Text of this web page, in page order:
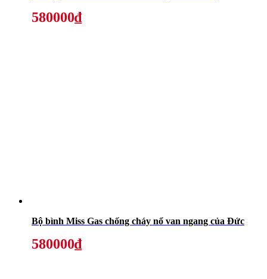
580000₫
Bộ bình Miss Gas chống cháy nổ van ngang của Đức
580000₫